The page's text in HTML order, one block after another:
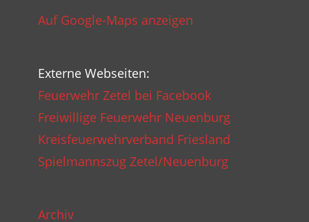
Auf Google-Maps anzeigen
Externe Webseiten:
Feuerwehr Zetel bei Facebook
Freiwillige Feuerwehr Neuenburg
Kreisfeuerwehrverband Friesland
Spielmannszug Zetel/Neuenburg
Archiv